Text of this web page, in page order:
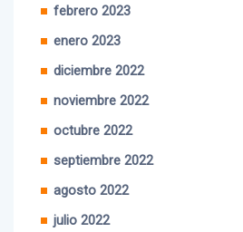
febrero 2023
enero 2023
diciembre 2022
noviembre 2022
octubre 2022
septiembre 2022
agosto 2022
julio 2022